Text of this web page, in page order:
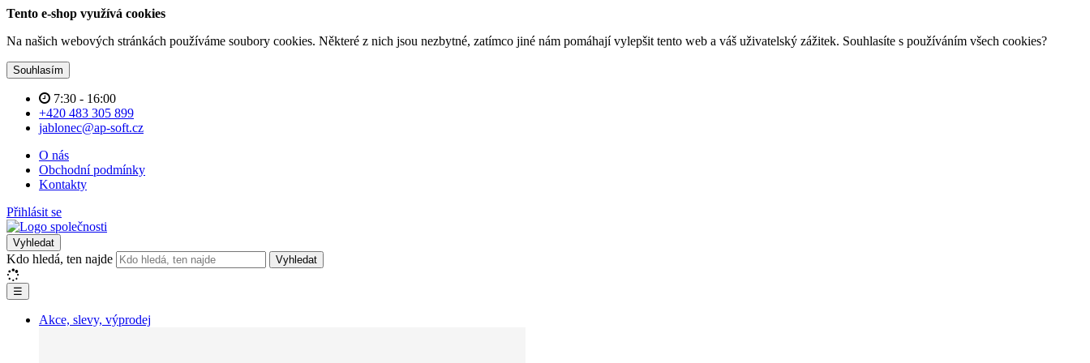
Tento e-shop využívá cookies
Na našich webových stránkách používáme soubory cookies. Některé z nich jsou nezbytné, zatímco jiné nám pomáhají vylepšit tento web a váš uživatelský zážitek. Souhlasíte s používáním všech cookies?
Souhlasím
7:30 - 16:00
+420 483 305 899
jablonec@ap-soft.cz
O nás
Obchodní podmínky
Kontakty
Přihlásit se
Vyhledat
Kdo hledá, ten najde Vyhledat
☰
Akce, slevy, výprodej